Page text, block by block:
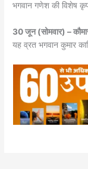
भगवान गणेश की विशेष
30 जून (सोमवार) –
यह व्रत भगवान कुमार